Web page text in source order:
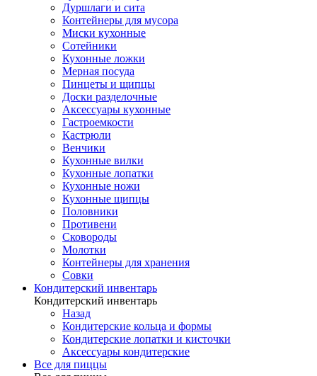
Дуршлаги и сита
Контейнеры для мусора
Миски кухонные
Сотейники
Кухонные ложки
Мерная посуда
Пинцеты и щипцы
Доски разделочные
Аксессуары кухонные
Гастроемкости
Кастрюли
Венчики
Кухонные вилки
Кухонные лопатки
Кухонные ножи
Кухонные щипцы
Половники
Противени
Сковороды
Молотки
Контейнеры для хранения
Совки
Кондитерский инвентарь
Кондитерский инвентарь
Назад
Кондитерские кольца и формы
Кондитерские лопатки и кисточки
Аксессуары кондитерские
Все для пиццы